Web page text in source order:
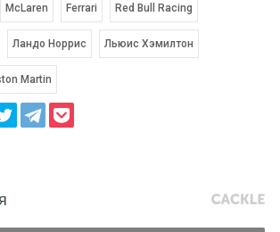
McLaren Ferrari Red Bull Racing
Ландо Норрис Льюис Хэмилтон
Martin